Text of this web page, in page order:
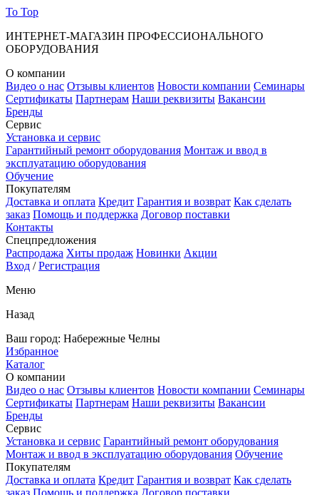
To Top
ИНТЕРНЕТ-МАГАЗИН ПРОФЕССИОНАЛЬНОГО
ОБОРУДОВАНИЯ
О компании
Видео о нас Отзывы клиентов Новости компании Семинары
Сертификаты Партнерам Наши реквизиты Вакансии
Бренды
Сервис
Установка и сервис
Гарантийный ремонт оборудования Монтаж и ввод в
эксплуатацию оборудования
Обучение
Покупателям
Доставка и оплата Кредит Гарантия и возврат Как сделать
заказ Помощь и поддержка Договор поставки
Контакты
Спецпредложения
Распродажа Хиты продаж Новинки Акции
Вход /Регистрация
Меню
Назад
Ваш город: Набережные Челны
Избранное
Каталог
О компании
Видео о нас Отзывы клиентов Новости компании Семинары
Сертификаты Партнерам Наши реквизиты Вакансии
Бренды
Сервис
Установка и сервис Гарантийный ремонт оборудования
Монтаж и ввод в эксплуатацию оборудования Обучение
Покупателям
Доставка и оплата Кредит Гарантия и возврат Как сделать
заказ Помощь и поддержка Договор поставки